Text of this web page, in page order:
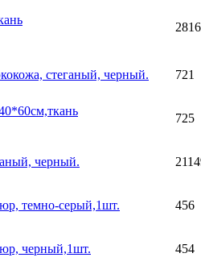
стеганый, черный. 721
725
черный.
темно-серый,1шт. 456
черный,1шт. 454